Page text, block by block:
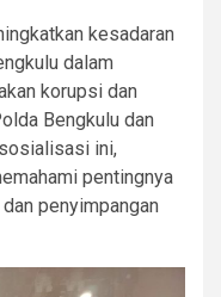
kesadaran
dalam
korupsi dan
Bengkulu dan
ini,
pentingnya
penyimpangan